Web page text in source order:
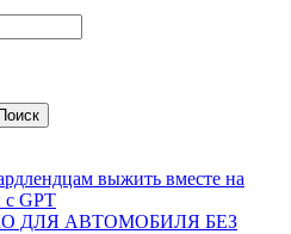
выжить вместе на
с GPT
ДЛЯ АВТОМОБИЛЯ БЕЗ